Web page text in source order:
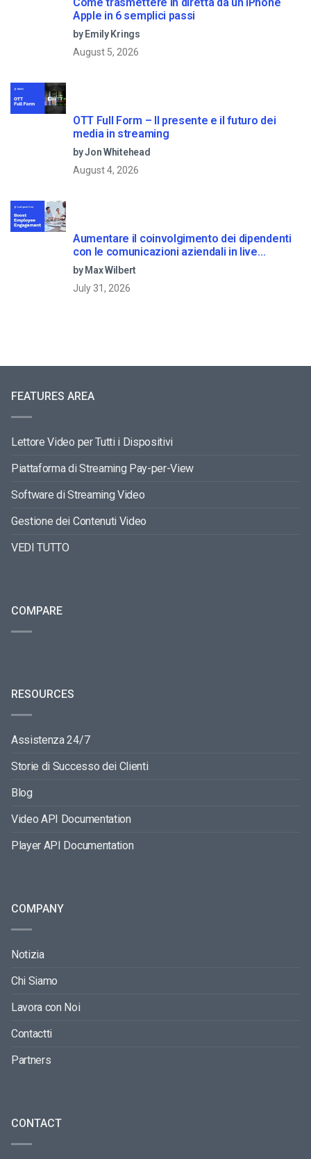
Come trasmettere in diretta da un iPhone
Apple in 6 semplici passi
by Emily Krings
August 5, 2026
OTT Full Form – Il presente e il futuro dei
media in streaming
by Jon Whitehead
August 4, 2026
Aumentare il coinvolgimento dei dipendenti
con le comunicazioni aziendali in live
streaming
by Max Wilbert
July 31, 2026
FEATURES AREA
Lettore Video per Tutti i Dispositivi
Piattaforma di Streaming Pay-per-View
Software di Streaming Video
Gestione dei Contenuti Video
VEDI TUTTO
COMPARE
RESOURCES
Assistenza 24/7
Storie di Successo dei Clienti
Blog
Video API Documentation
Player API Documentation
COMPANY
Notizia
Chi Siamo
Lavora con Noi
Contactti
Partners
CONTACT